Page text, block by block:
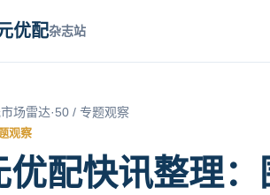
优配杂志站
场雷达·50 / 专题观察
观察
优配快讯整理